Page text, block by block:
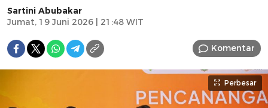
Sartini Abubakar
Jumat, 19 Juni 2026 | 21:48 WIT
Komentar
Perbesar